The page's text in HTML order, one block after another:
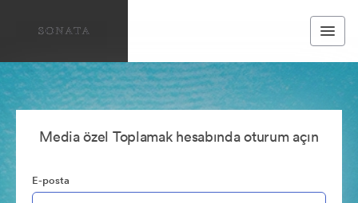
Media özel Toplamak hesabında oturum açın
E-posta